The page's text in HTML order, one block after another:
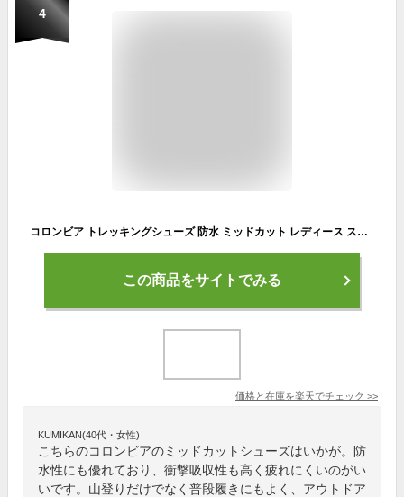
4
コロンビア トレッキングシューズ 防水 ミッドカット レディース スティーンズピーク アウトドライ YL8041 029 Columbia 登山靴 防水シューズ 山登り ミドルカットブーツ od
この商品をサイトでみる
価格と在庫を楽天でチェック >>
KUMIKAN(40代・女性)
こちらのコロンビアのミッドカットシューズはいかが。防
水性にも優れており、衝撃吸収性も高く疲れにくいのがい
いです。山登りだけでなく普段履きにもよく、アウトドア